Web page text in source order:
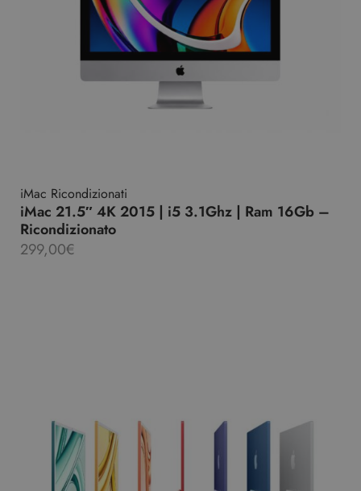
iMac Ricondizionati
iMac 21.5″ 4K 2015 | i5 3.1Ghz | Ram 16Gb –
Ricondizionato
299,00€